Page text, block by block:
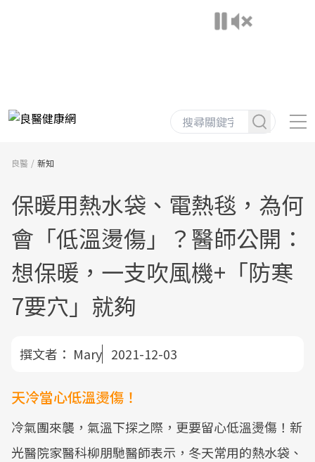
良醫 新知
保暖用熱水袋、電熱毯，為何
會「低溫燙傷」？醫師公開：
想保暖，一支吹風機+「防寒
7要穴」就夠
撰文者： Mary 2021-12-03
天冷當心低溫燙傷！
冷氣團來襲，氣溫下探之際，更要留心低溫燙傷！新
光醫院家醫科柳朋馳醫師表示，冬天常用的熱水袋、